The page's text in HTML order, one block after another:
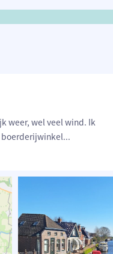
weer, wel veel wind. Ik
boerderijwinkel...